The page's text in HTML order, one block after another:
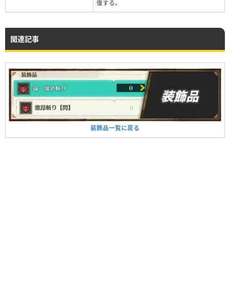
復する。
関連記事
装飾品一覧に戻る